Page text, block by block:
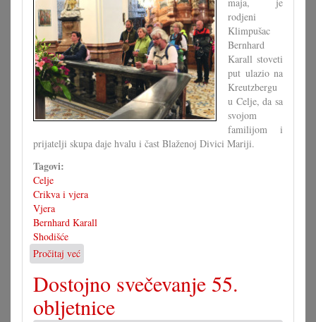
rodjeni
Klimpušac
Bernhard
Karall stoveti
put ulazio na
Kreutzbergu
u Celje, da sa
svojom
familijom i
prijatelji skupa daje hvalu i čast Blaženoj Divici Mariji.
Tagovi:
Celje
Crikva i vjera
Vjera
Bernhard Karall
Shodišće
Pročitaj već
Jubilarno
stoveto
shodišće
Dostojno svečevanje 55.
obljetnice